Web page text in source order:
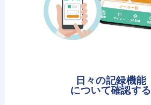
日々の記録機能
について確認する